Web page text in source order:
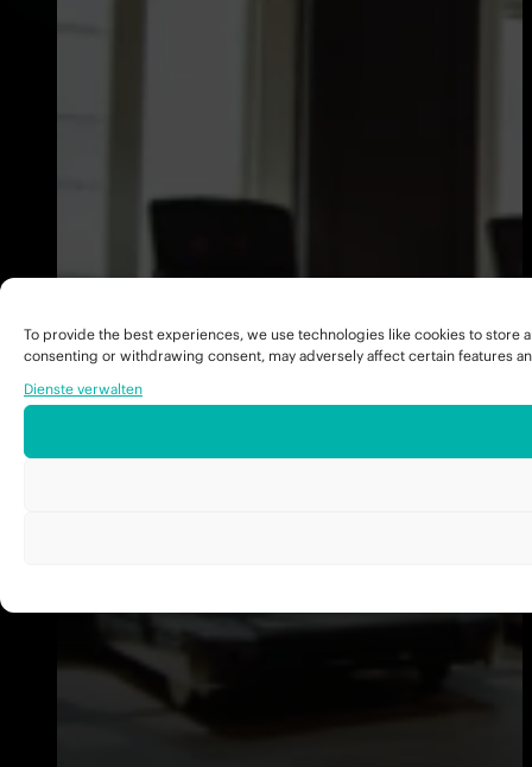
To provide the best experiences, we use technologies like cookies to
consenting or withdrawing consent, may adversely affect certain features
Dienste verwalten